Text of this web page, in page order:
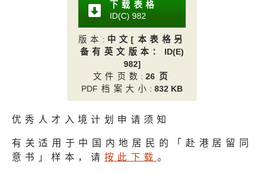
下载表格
ID(C) 982
版本 : 中文[本表格另
备有英文版本： ID(E)
982]
文件页数 :26页
PDF档案大小 : 832 KB
优秀人才入境计划申请须知
有关适用于中国内地居民的「赴港居留同
意书」样本，请 按此下载 。